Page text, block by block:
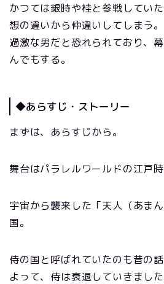
かつては銀時や桂と参戦してい
想の違いから仲違いしてしまう。
過激な男だと恐れられており、
んでもする。
◆あらすじ・ストーリー
まずは、あらすじから。
舞台はパラレルワールドの江戸時
宇宙から襲来した「天人（あま
国。
侍の国と呼ばれていたのも昔の
よって、侍は衰退していきました